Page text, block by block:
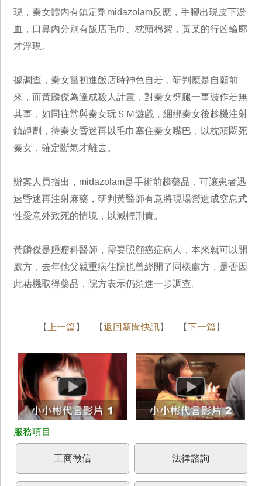
現，秦女體內有鎮定劑midazolam反應，手腳出現皮下淤
血，口鼻內分別有飯店毛巾、枕頭棉絮，黃某的行凶輪廓
才浮現。
據調查，秦女當初進飯店時神色自若，研判應是自願前
來，而黃麟傑為達成殺人計畫，對秦女劈腿一事裝作若無
其事，如同往常與秦女玩ＳＭ遊戲，綑綁秦女後趁機注射
鎮靜劑，待秦女昏迷再以毛巾塞住秦女嘴巴，以枕頭悶死
秦女，確定斷氣才離去。
辦案人員指出，midazolam是手術前趨藥品，可讓患者迅
速昏迷再注射麻藥，研判黃醫師有意將現場營造成窒息式
性愛意外致死的情境，以減輕刑責。
黃麟傑是腫瘤科醫師，需要照顧癌症病人，本來就可以開
處方，去年他父親重病住院也曾經開了同樣處方，是否因
此藉機取得藥品，院方表示仍須進一步調查。
【 上一篇 】 【返回新聞快訊】 【下一篇 】
工商徵信 法律諮詢